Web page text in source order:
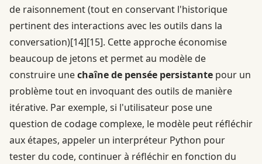
de raisonnement (tout en conservant l'historique
pertinent des interactions avec les outils dans la
conversation)[14][15]. Cette approche économise
beaucoup de jetons et permet au modèle de
construire unechaîne de pensée persistante pour un
problème tout en invoquant des outils de manière
itérative. Par exemple, si l'utilisateur pose une
question de codage complexe, le modèle peut réfléchir
aux étapes, appeler un interpréteur Python pour
tester du code, continuer à réfléchir en fonction du